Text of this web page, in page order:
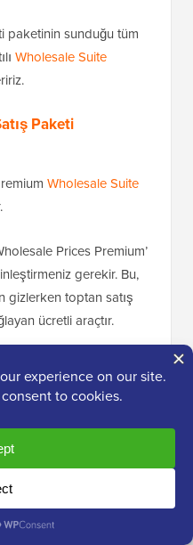
paketinin sunduğu tüm
Wholesale Suite
Paketi
Wholesale Suite
Prices Premium’
gerekir. Bu,
gizlerken toptan satış
ücretli araçtır.
gerekecektir. Bu
bir kayıt sistemi
için